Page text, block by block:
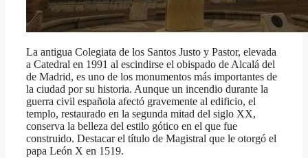
La antigua Colegiata de los Santos Justo y Pastor, elevada
a Catedral en 1991 al escindirse el obispado de Alcalá del
de Madrid, es uno de los monumentos más importantes de
la ciudad por su historia. Aunque un incendio durante la
guerra civil española afectó gravemente al edificio, el
templo, restaurado en la segunda mitad del siglo XX,
conserva la belleza del estilo gótico en el que fue
construido. Destacar el título de Magistral que le otorgó el
papa León X en 1519.